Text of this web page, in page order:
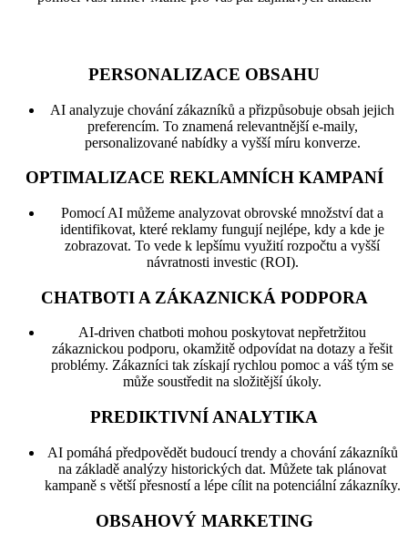
PERSONALIZACE OBSAHU
AI analyzuje chování zákazníků a přizpůsobuje obsah jejich
preferencím. To znamená relevantnější e-maily,
personalizované nabídky a vyšší míru konverze.
OPTIMALIZACE REKLAMNÍCH KAMPANÍ
Pomocí AI můžeme analyzovat obrovské množství dat a
identifikovat, které reklamy fungují nejlépe, kdy a kde je
zobrazovat. To vede k lepšímu využití rozpočtu a vyšší
návratnosti investic (ROI).
CHATBOTI A ZÁKAZNICKÁ PODPORA
AI-driven chatboti mohou poskytovat nepřetržitou
zákaznickou podporu, okamžitě odpovídat na dotazy a řešit
problémy. Zákazníci tak získají rychlou pomoc a váš tým se
může soustředit na složitější úkoly.
PREDIKTIVNÍ ANALYTIKA
AI pomáhá předpovědět budoucí trendy a chování zákazníků
na základě analýzy historických dat. Můžete tak plánovat
kampaně s větší přesností a lépe cílit na potenciální zákazníky.
OBSAHOVÝ MARKETING